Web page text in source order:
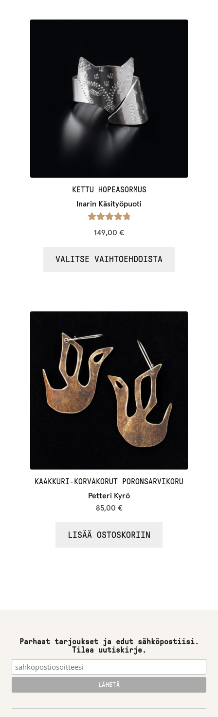
KETTU HOPEASORMUS
Inarin Käsityöpuoti
149,00 €
VALITSE VAIHTOEHDOISTA
KAAKKURI-KORVAKORUT PORONSARVIKORU
Petteri Kyrö
85,00 €
LISÄÄ OSTOSKORIIN
Parhaat tarjoukset ja edut sähköpostiisi.
Tilaa uutiskirje.